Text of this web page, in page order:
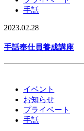
手話
2023.02.28
手話奉仕員養成講座
イベント
お知らせ
プライベート
手話